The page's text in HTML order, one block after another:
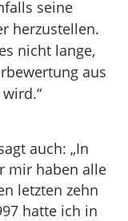
seine
herzustellen.
nicht lange,
aus
auch: „In
mir haben alle
letzten zehn
hatte ich in